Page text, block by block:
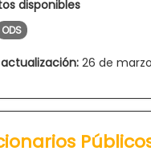
disponibles
ODS
26 de